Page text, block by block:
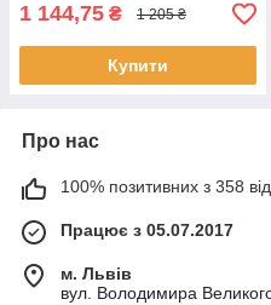
1 144,75 ₴ 1 205 ₴
Купити
Про нас
100% позитивних з 358
Працює з 05.07.2017
м. Львів
вул. Володимира